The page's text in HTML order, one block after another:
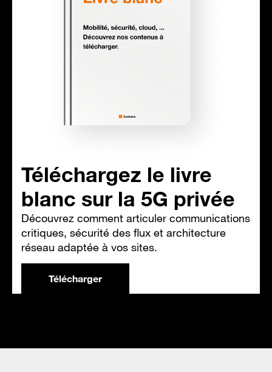
Téléchargez le livre
blanc sur la 5G privée
Découvrez comment articuler communications
critiques, sécurité des flux et architecture
réseau adaptée à vos sites.
Télécharger